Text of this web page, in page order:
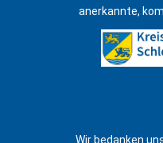
anerkannte,
Wir bedanken